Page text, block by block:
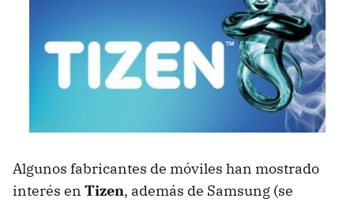
Algunos fabricantes de móviles han mostrado
interés en Tizen, además de Samsung (se